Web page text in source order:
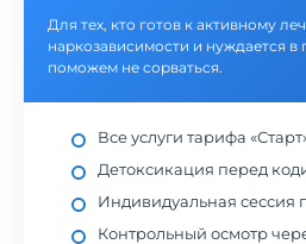
Для тех, кто готов к активному
наркозависимости и нуждается
поможем не сорваться.
Все услуги тарифа
Детоксикация перед
Индивидуальная сессия
Контрольный осмотр